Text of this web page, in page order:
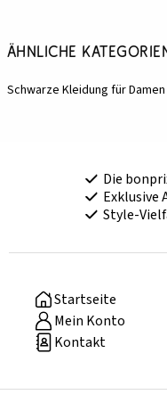
Ähnliche
Schwarze Kleidung für Damen
Die
Exklusive
Style-
Startseite
Mein Konto
Kontakt